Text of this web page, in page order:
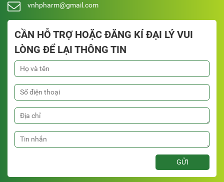
vnhpharm@gmail.com
CẦN HỖ TRỢ HOẶC ĐĂNG KÍ ĐẠI LÝ VUI
LÒNG ĐỂ LẠI THÔNG TIN